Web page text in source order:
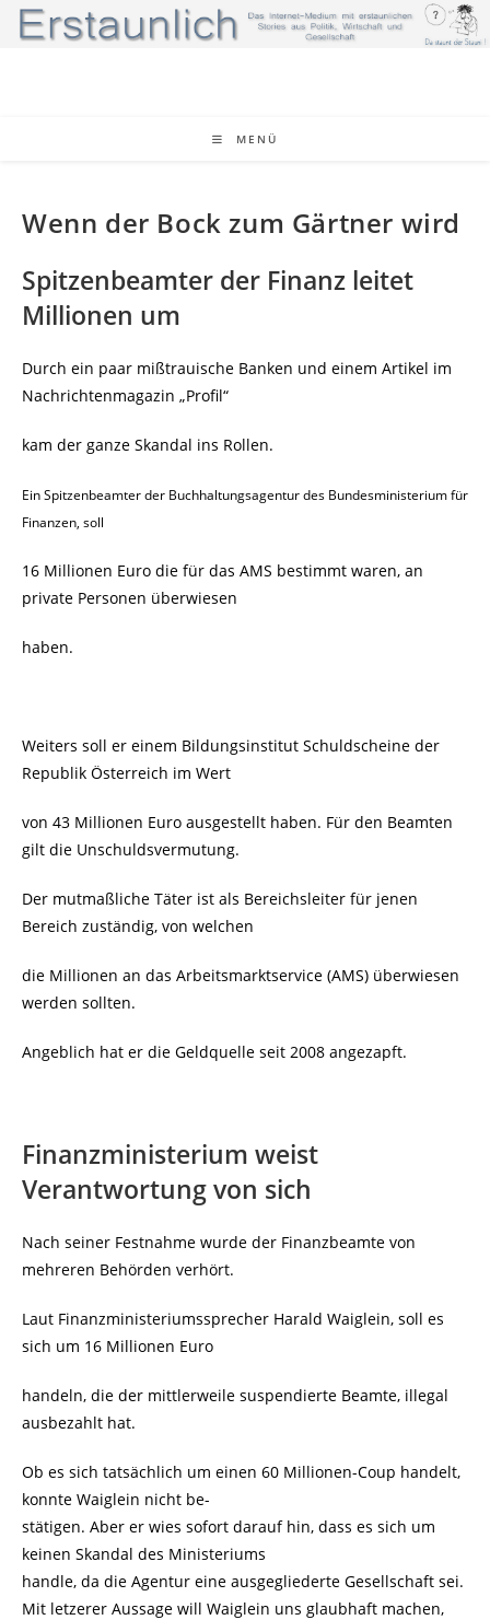
Zum
Inhalt
MENÜ
Wenn der Bock zum Gärtner wird
Spitzenbeamter der Finanz leitet
Millionen um
Durch ein paar mißtrauische Banken und einem Artikel im
Nachrichtenmagazin „Profil“
kam der ganze Skandal ins Rollen.
Ein Spitzenbeamter der Buchhaltungsagentur des Bundesministerium für
Finanzen, soll
16 Millionen Euro die für das AMS bestimmt waren, an
private Personen überwiesen
haben.
Weiters soll er einem Bildungsinstitut Schuldscheine der
Republik Österreich im Wert
von 43 Millionen Euro ausgestellt haben. Für den Beamten
gilt die Unschuldsvermutung.
Der mutmaßliche Täter ist als Bereichsleiter für jenen
Bereich zuständig, von welchen
die Millionen an das Arbeitsmarktservice (AMS) überwiesen
werden sollten.
Angeblich hat er die Geldquelle seit 2008 angezapft.
Finanzministerium weist
Verantwortung von sich
Nach seiner Festnahme wurde der Finanzbeamte von
mehreren Behörden verhört.
Laut Finanzministeriumssprecher Harald Waiglein, soll es
sich um 16 Millionen Euro
handeln, die der mittlerweile suspendierte Beamte, illegal
ausbezahlt hat.
Ob es sich tatsächlich um einen 60 Millionen-Coup handelt,
konnte Waiglein nicht be-
stätigen. Aber er wies sofort darauf hin, dass es sich um
keinen Skandal des Ministeriums
handle, da die Agentur eine ausgegliederte Gesellschaft sei.
Mit letzerer Aussage will Waiglein uns glaubhaft machen,